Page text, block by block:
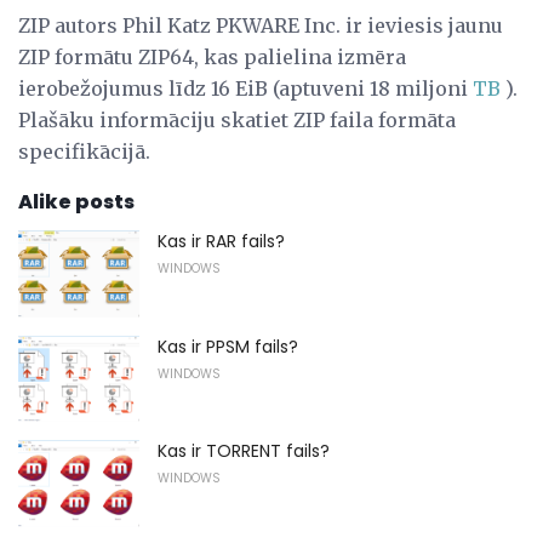
ZIP autors Phil Katz PKWARE Inc. ir ieviesis jaunu
ZIP formātu ZIP64, kas palielina izmēra
ierobežojumus līdz 16 EiB (aptuveni 18 miljoni TB ).
Plašāku informāciju skatiet ZIP faila formāta
specifikācijā.
Alike posts
Kas ir RAR fails?
WINDOWS
Kas ir PPSM fails?
WINDOWS
Kas ir TORRENT fails?
WINDOWS